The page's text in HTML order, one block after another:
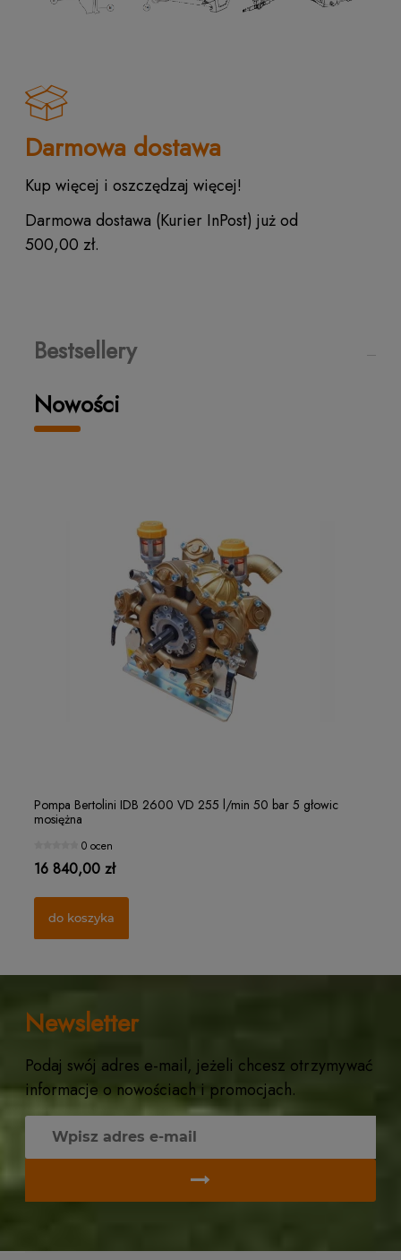
Darmowa dostawa
Kup więcej i oszczędzaj więcej!
Darmowa dostawa (Kurier InPost) już od
500,00 zł.
Nowości
Bestsellery
Pompa Bertolini IDB 2600 VD 255 l/min 50 bar 5 głowic
mosiężna
0 ocen
16 840,00 zł
do koszyka
Filterek rozpylacza "czapeczka" Ø15 MESH 32
1 ocena
1,25 zł
do koszyka
Newsletter
Podaj swój adres e-mail, jeżeli chcesz otrzymywać
informacje o nowościach i promocjach.